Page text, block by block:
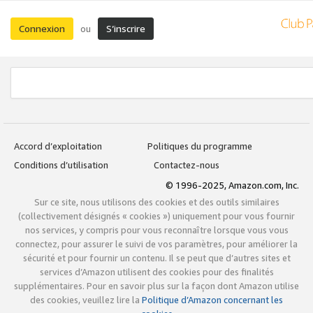
Connexion ou S’inscrire
Accord d’exploitation
Politiques du programme
Conditions d’utilisation
Contactez-nous
© 1996-2025, Amazon.com, Inc.
Sur ce site, nous utilisons des cookies et des outils similaires
(collectivement désignés « cookies ») uniquement pour vous fournir
nos services, y compris pour vous reconnaître lorsque vous vous
connectez, pour assurer le suivi de vos paramètres, pour améliorer la
sécurité et pour fournir un contenu. Il se peut que d’autres sites et
services d’Amazon utilisent des cookies pour des finalités
supplémentaires. Pour en savoir plus sur la façon dont Amazon utilise
des cookies, veuillez lire la Politique d’Amazon concernant les